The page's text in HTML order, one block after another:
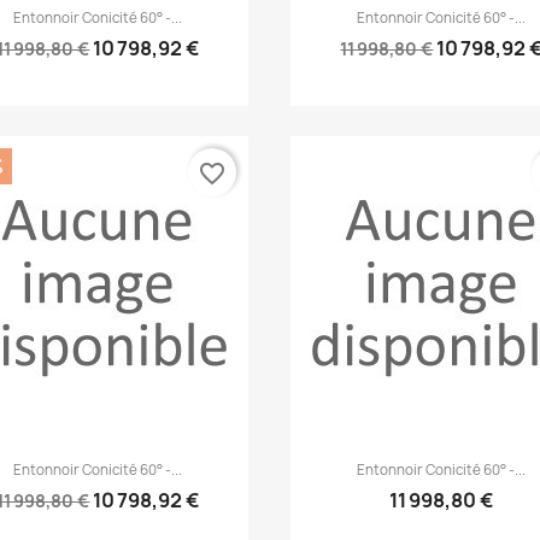
Aperçu rapide
Entonnoir Conicité 60° -...
998,80 €10 798,92 €
Aperçu rapide
Entonnoir Conicité 60° -...
11 998,80 €10 798,92
Aperçu rapide
Entonnoir Conicité 60° -...
998,80 €10 798,92 €
favorite_border
Aperçu rapide
Entonnoir Conicité 60° -...
11 998,80 €